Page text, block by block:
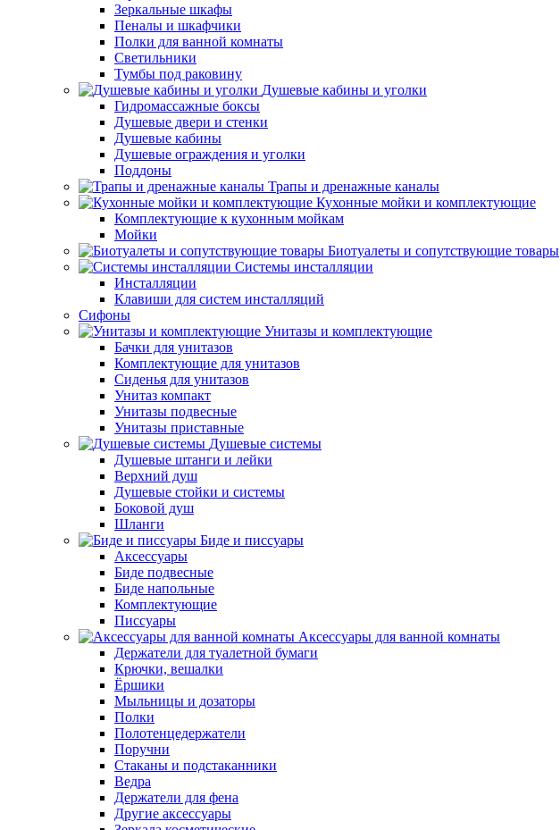
Зеркальные шкафы
Пеналы и шкафчики
Полки для ванной комнаты
Светильники
Тумбы под раковину
Душевые кабины и уголки
Гидромассажные боксы
Душевые двери и стенки
Душевые кабины
Душевые ограждения и уголки
Поддоны
Трапы и дренажные каналы
Кухонные мойки и комплектующие
Комплектующие к кухонным мойкам
Мойки
Биотуалеты и сопутствующие товары
Системы инсталляции
Инсталляции
Клавиши для систем инсталляций
Сифоны
Унитазы и комплектующие
Бачки для унитазов
Комплектующие для унитазов
Сиденья для унитазов
Унитаз компакт
Унитазы подвесные
Унитазы приставные
Душевые системы
Душевые штанги и лейки
Верхний душ
Душевые стойки и системы
Боковой душ
Шланги
Биде и писсуары
Аксессуары
Биде подвесные
Биде напольные
Комплектующие
Писсуары
Аксессуары для ванной комнаты
Держатели для туалетной бумаги
Крючки, вешалки
Ёршики
Мыльницы и дозаторы
Полки
Полотенцедержатели
Поручни
Стаканы и подстаканники
Ведра
Держатели для фена
Другие аксессуары